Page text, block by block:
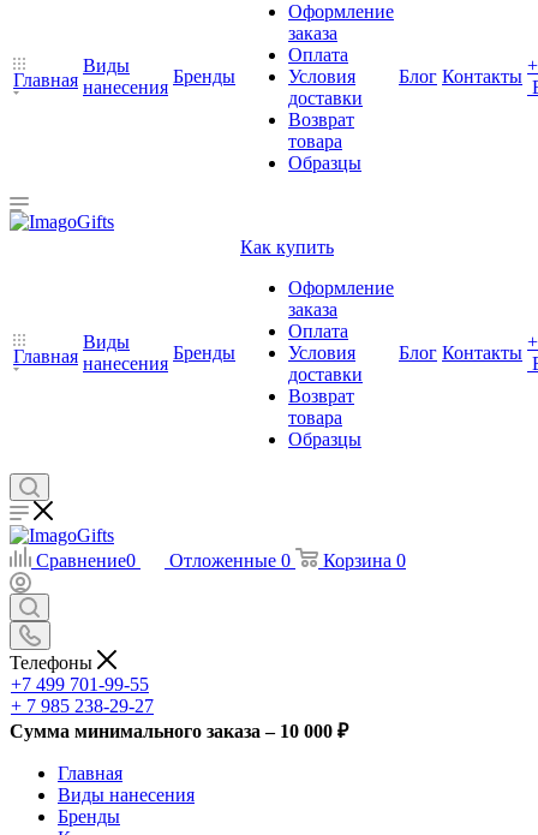
Главная
Виды
нанесения
Бренды
Оформление
заказа
Оплата
Условия
доставки
Возврат
товара
Образцы
Блог Контакты
+
Главная
Виды
нанесения
Бренды
Как купить
Оформление
заказа
Оплата
Условия
доставки
Возврат
товара
Образцы
Блог Контакты
+
Сравнение0 Отложенные 0 Корзина 0
Телефоны
+7 499 701-99-55
+ 7 985 238-29-27
Сумма минимального заказа – 10 000 ₽
Главная
Виды нанесения
Бренды